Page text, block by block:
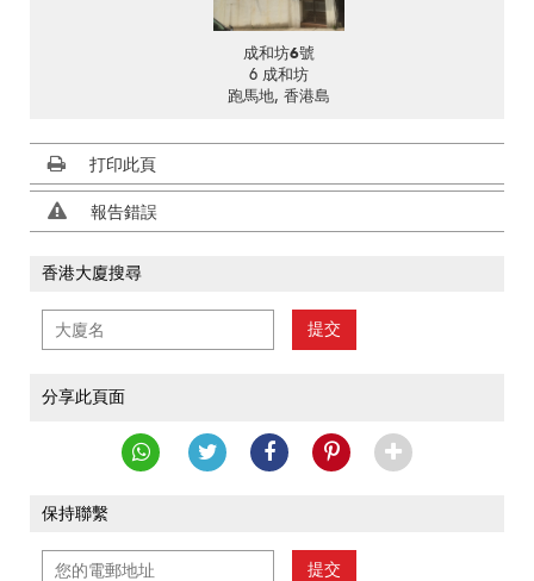
成和坊6號
6 成和坊
跑馬地, 香港島
打印此頁
報告錯誤
香港大廈搜尋
提交
分享此頁面
保持聯繫
提交